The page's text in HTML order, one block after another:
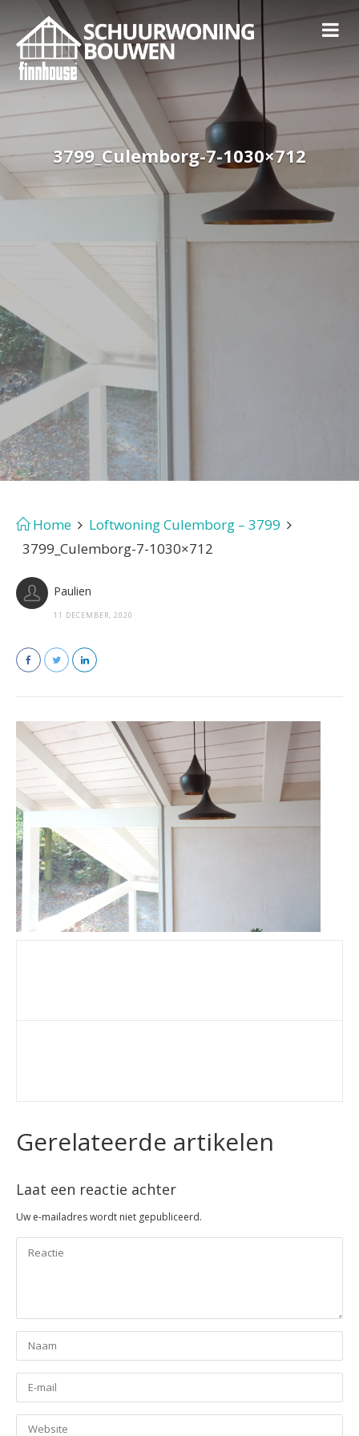
3799_Culemborg-7-1030×712
Home
Loftwoning Culemborg – 3799
3799_Culemborg-7-1030×712
Paulien
11 DECEMBER, 2020
Gerelateerde artikelen
Laat een reactie achter
Uw e-mailadres wordt niet gepubliceerd.